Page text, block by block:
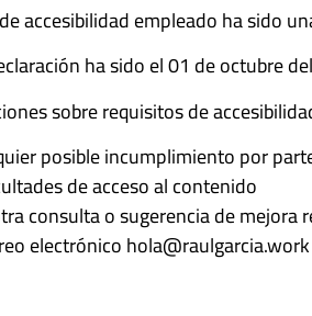
accesibilidad empleado ha sido
ha sido el 01 de octubre
sobre requisitos de
posible incumplimiento por
de acceso al contenido
consulta o sugerencia de mejora
electrónico hola@raulgarcia.work